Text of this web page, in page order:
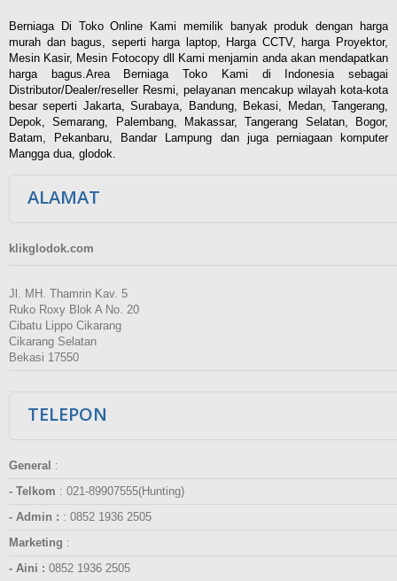
Berniaga Di Toko Online Kami memilik banyak produk dengan harga
murah dan bagus, seperti harga laptop, Harga CCTV, harga Proyektor,
Mesin Kasir, Mesin Fotocopy dll Kami menjamin anda akan mendapatkan
harga bagus.Area Berniaga Toko Kami di Indonesia sebagai
Distributor/Dealer/reseller Resmi, pelayanan mencakup wilayah kota-kota
besar seperti Jakarta, Surabaya, Bandung, Bekasi, Medan, Tangerang,
Depok, Semarang, Palembang, Makassar, Tangerang Selatan, Bogor,
Batam, Pekanbaru, Bandar Lampung dan juga perniagaan komputer
Mangga dua, glodok.
ALAMAT
klikglodok.com
Jl. MH. Thamrin Kav. 5
Ruko Roxy Blok A No. 20
Cibatu Lippo Cikarang
Cikarang Selatan
Bekasi 17550
TELEPON
General :
- Telkom : 021-89907555(Hunting)
- Admin : : 0852 1936 2505
Marketing :
- Aini : 0852 1936 2505